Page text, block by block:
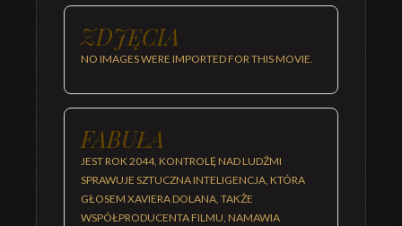
ZDJĘCIA
NO IMAGES WERE IMPORTED FOR THIS MOVIE.
FABUŁA
JEST ROK 2044, KONTROLĘ NAD LUDŹMI
SPRAWUJE SZTUCZNA INTELIGENCJA, KTÓRA
GŁOSEM XAVIERA DOLANA, TAKŻE
WSPÓŁPRODUCENTA FILMU, NAMAWIA